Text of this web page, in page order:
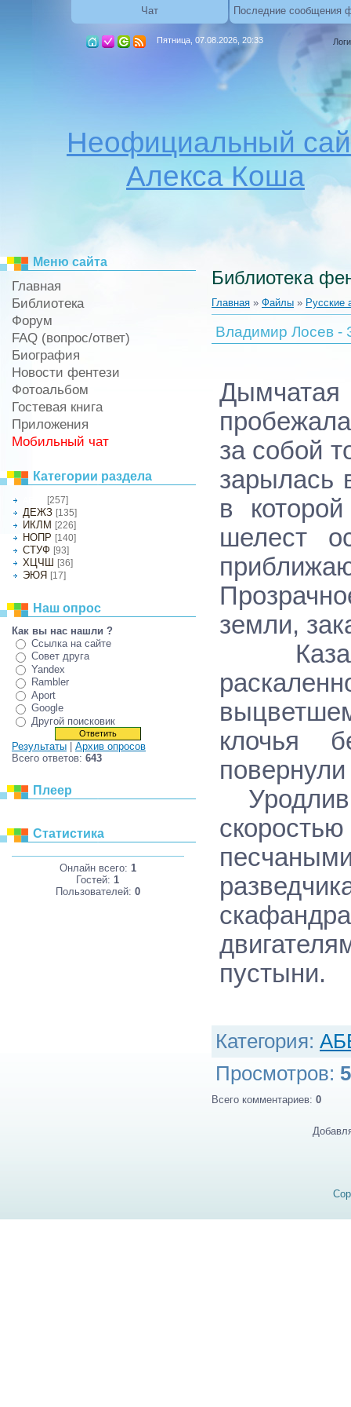
Чат Последние сообщения
Пятница, 07.08.2026, 20:33
Неофициальный
Алекса Коша
Меню сайта
Главная
Библиотека
Форум
FAQ (вопрос/ответ)
Биография
Новости фентези
Фотоальбом
Гостевая книга
Приложения
Мобильный чат
Категории раздела
[257]
ДЕЖЗ [135]
ИКЛМ [226]
НОПР [140]
СТУФ [93]
ХЦЧШ [36]
ЭЮЯ [17]
Наш опрос
Как вы нас нашли ?
Ссылка на сайте
Совет друга
Yandex
Rambler
Aport
Google
Другой поисковик
Результаты
Архив опросов
Всего ответов: 643
Плеер
Статистика
Онлайн всего: 1
Гостей: 1
Пользователей: 0
Библиотека
Главная » Файлы » Русские
Владимир Лосев -
за собой
зарылась
в
шелест
земли,
клочья
пустыни.
Категория:
Просмотров:
Всего комментариев: 0